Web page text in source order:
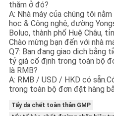
thăm ở đó?
A: Nhà máy của chúng tôi
học & Công nghệ, đường
Boluo, thành phố Huệ Châu,
Chào mừng bạn đến với nhà
Q7: Bạn đang giao dịch bằng
tỷ giá cố định trong toàn bộ
là RMB?
A: RMB / USD / HKD có
trong toàn bộ đơn đặt hàng
Tẩy da chết toàn thân GMP